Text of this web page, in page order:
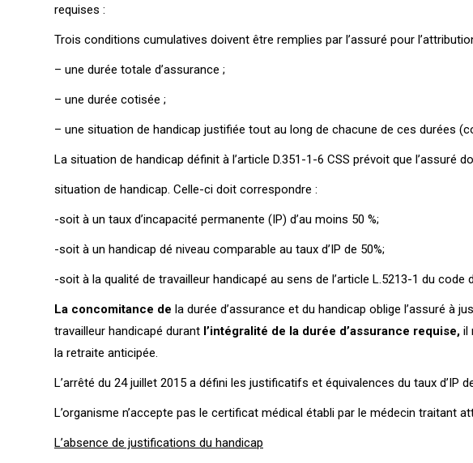
requises :
Trois conditions cumulatives doivent être remplies par l’assuré pour
– une durée totale d’assurance ;
– une durée cotisée ;
– une situation de handicap justifiée tout au long de chacune de ces durées
La situation de handicap définit à l’article D.351-1-6 CSS prévoit que l’assuré
situation de handicap. Celle-ci doit correspondre :
-soit à un taux d’incapacité permanente (IP) d’au moins 50 %;
-soit à un handicap dé niveau comparable au taux d’IP de 50%;
-soit à la qualité de travailleur handicapé au sens de l’article L.5213-1 du code
La concomitance de la durée d’assurance et du handicap oblige l’assuré à
travailleur handicapé durant l’intégralité de la durée d’assurance requise, il
la retraite anticipée.
L’arrêté du 24 juillet 2015 a défini les justificatifs et équivalences du taux d’IP
L’organisme n’accepte pas le certificat médical établi par le médecin traitant
L’absence de justifications du handicap